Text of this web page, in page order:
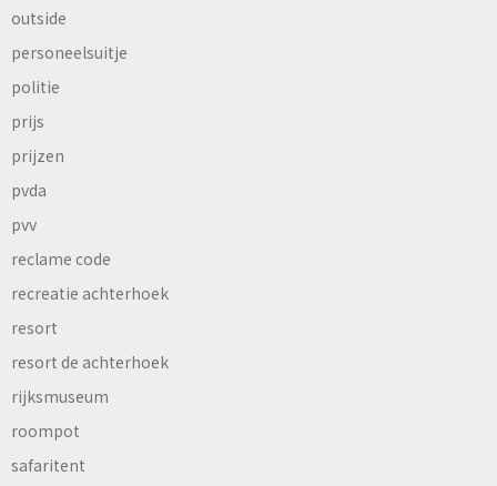
outside
personeelsuitje
politie
prijs
prijzen
pvda
pvv
reclame code
recreatie achterhoek
resort
resort de achterhoek
rijksmuseum
roompot
safaritent